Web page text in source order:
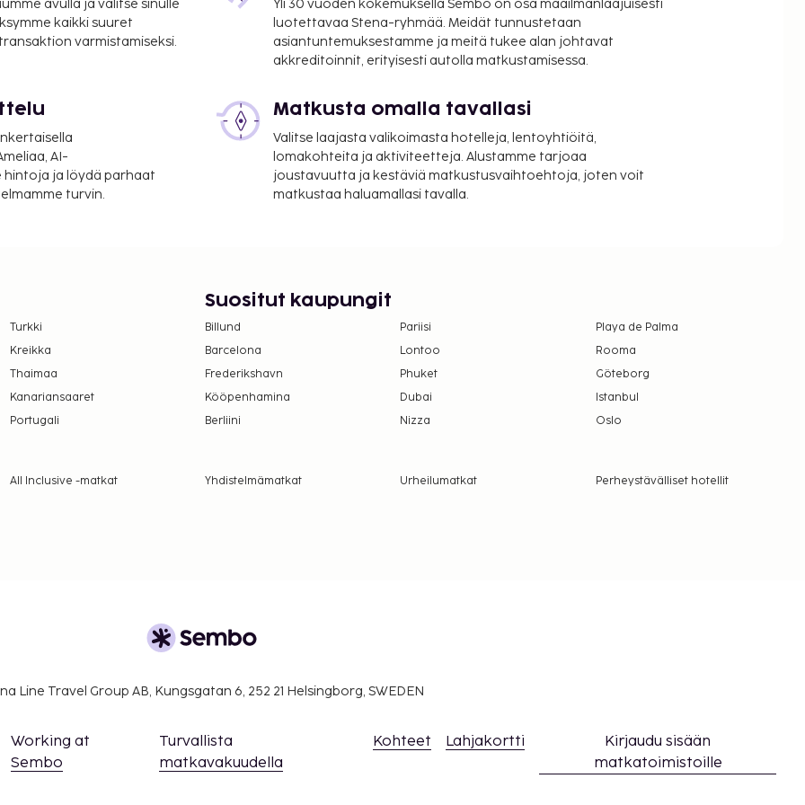
km / 19,2 mi
de Gaullen
muassa
sauna sekä
Ranskan turismin
maksut.
eivät
voi ylittää 1000
Saat lisätietoja
avulla ja valitse sinulle
kaikki suuret
varmistamiseksi.
Yli 30 vuoden kokemuksella Sembo on osa maailmanlaajuisesti
luotettavaa Stena-ryhmää. Meidät tunnustetaan
asiantuntemuksestamme ja meitä tukee alan johtavat
akkreditoinnit, erityisesti autolla matkustamisessa.
AI-
ja löydä parhaat
turvin.
Matkusta omalla tavallasi
Valitse laajasta valikoimasta hotelleja, lentoyhtiöitä,
lomakohteita ja aktiviteetteja. Alustamme tarjoaa
joustavuutta ja kestäviä matkustusvaihtoehtoja, joten voit
matkustaa haluamallasi tavalla.
Turkki
Kreikka
Thaimaa
Kanariansaaret
Portugali
Suositut kaupungit
Billund Pariisi
Playa de Palma
Barcelona
Lontoo
Rooma
Frederikshavn
Phuket
Göteborg
Kööpenhamina
Dubai
Istanbul
Berliini
Nizza Oslo
All Inclusive -matkat Yhdistelmämatkat Urheilumatkat
Perheystävälliset hotellit
Line Travel Group AB, Kungsgatan 6, 252 21 Helsingborg, SWEDEN
Working at
Sembo
Turvallista
matkavakuudella
Kohteet Lahjakortti
Kirjaudu sisään
matkatoimistoille